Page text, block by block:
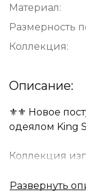
Материал:
Размерность
Коллекция:
Описание:
⚜️⚜️ Новое
одеялом King
Коллекция
бархата в